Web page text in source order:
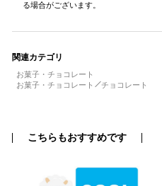
る場合がございます。
関連カテゴリ
お菓子・チョコレート
お菓子・チョコレート
チョコレート
こちらもおすすめです